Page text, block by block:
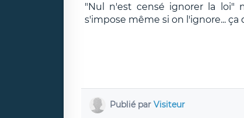
"Nul n'est censé ignorer la loi"
s'impose même si on l'ignore...
Publié par Visiteur